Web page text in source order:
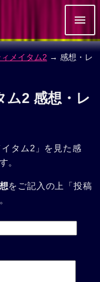
メイタム2 → 感想・レ
ム2 感想・レ
タム2」を見た感
。
をご記入の上「投稿